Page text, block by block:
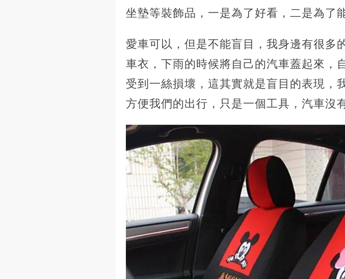
坐墊等裝飾品，一是為了好看，二是為了
愛車可以，但是不能盲目，我身邊有很多
車衣，下雨的時候將自己的汽車蓋起來，
受到一絲損壞，這其實就是盲目的表現，
方便我們的出行，只是一個工具，汽車沒